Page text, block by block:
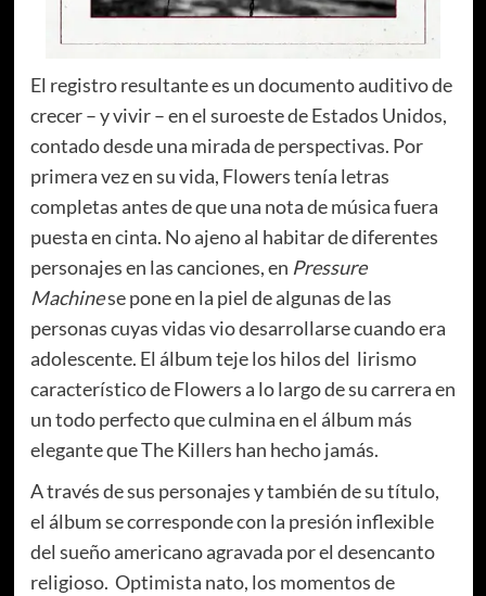
El registro resultante es un documento auditivo de
crecer – y vivir – en el suroeste de Estados Unidos,
contado desde una mirada de perspectivas. Por
primera vez en su vida, Flowers tenía letras
completas antes de que una nota de música fuera
puesta en cinta. No ajeno al habitar de diferentes
personajes en las canciones, en Pressure
Machinese pone en la piel de algunas de las
personas cuyas vidas vio desarrollarse cuando era
adolescente. El álbum teje los hilos del lirismo
característico de Flowers a lo largo de su carrera en
un todo perfecto que culmina en el álbum más
elegante que The Killers han hecho jamás.
A través de sus personajes y también de su título,
el álbum se corresponde con la presión inflexible
del sueño americano agravada por el desencanto
religioso. Optimista nato, los momentos de